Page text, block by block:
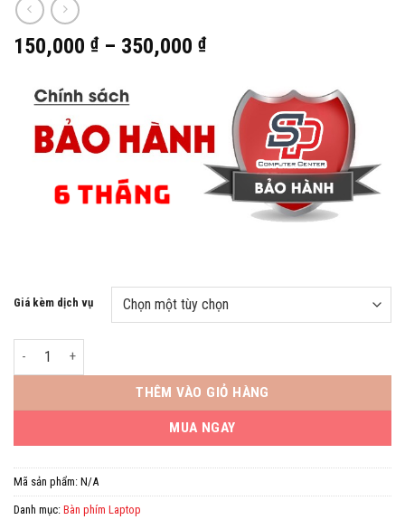
150,000 ₫– 350,000 ₫
Giá kèm dịch vụ
Bàn phím Laptop Asus A512-B /X509 màu Bạc, A512, X512, X512FA,
THÊM VÀO GIỎ HÀNG
MUA NGAY
Mã sản phẩm: N/A
Danh mục: Bàn phím Laptop